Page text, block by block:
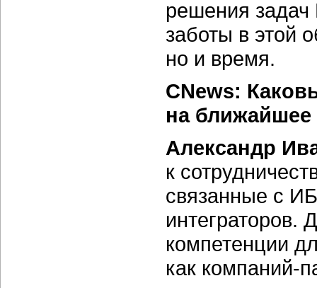
решения
заботы в этой
но и время.
CNews:
на
Александр
к
связанные с
интеграторов.
компетенции
как компаний-